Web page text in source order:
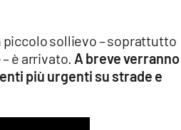
piccolo sollievo – soprattutto
è arrivato. A breve verranno
più urgenti su strade e